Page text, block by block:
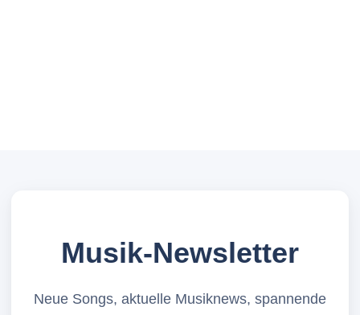
Musik-Newsletter
Neue Songs, aktuelle Musiknews, spannende